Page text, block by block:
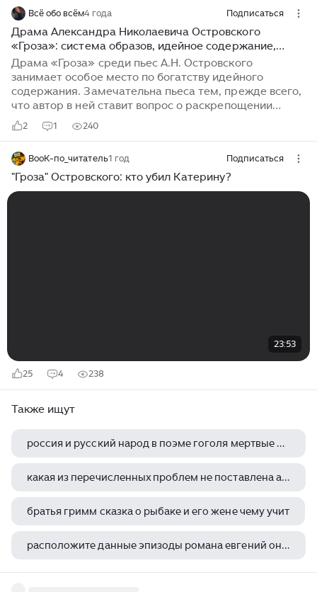
Всё обо всём4 года Подписаться
Драма Александра Николаевича Островского
«Гроза»: система образов, идейное содержание,
символическое название пьесы
Драма «Гроза» среди пьес А.Н. Островского
занимает особое место по богатству идейного
содержания. Замечательна пьеса тем, прежде всего,
что автор в ней ставит вопрос о раскрепощении
женщины от семейного гнета. Особенно этим
вопросом интересовалась широкая общественность
показал, что счастье женщины невозможно в браке,
основанном на денежном расчете, в лицемерной
семье, пропитанной ханжеской моралью. В драме
2 1 240
BooK-по_читатель1 год Подписаться
"Гроза" Островского: кто убил Катерину?
23:53
25 4 238
Также ищут
россия и русский народ в поэме гоголя мертвые души
какая из перечисленных проблем не поставлена а н островским в пьесе гроза
братья гримм сказка о рыбаке и его жене чему учит
расположите данные эпизоды романа евгений онегин в той последовательности что и в романе пушкина же